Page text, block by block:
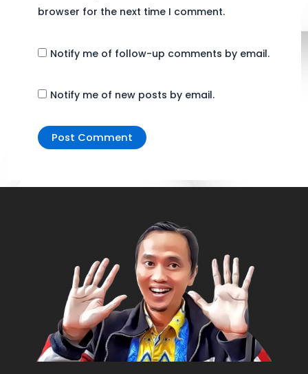
browser for the next time I comment.
Notify me of follow-up comments by email.
Notify me of new posts by email.